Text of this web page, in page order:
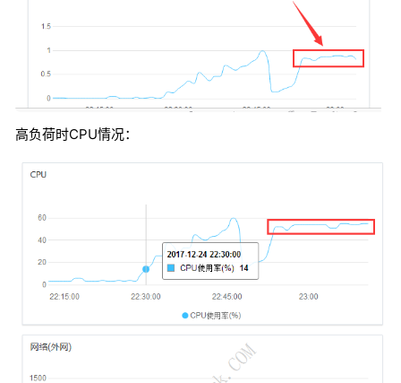
高负荷时CPU情况：